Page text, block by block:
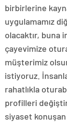
birbirlerine
uygulamamız
olacaktır, buna
çayevimize
müşterimiz
istiyoruz.
rahatlıkla
profilleri
siyaset konuşan